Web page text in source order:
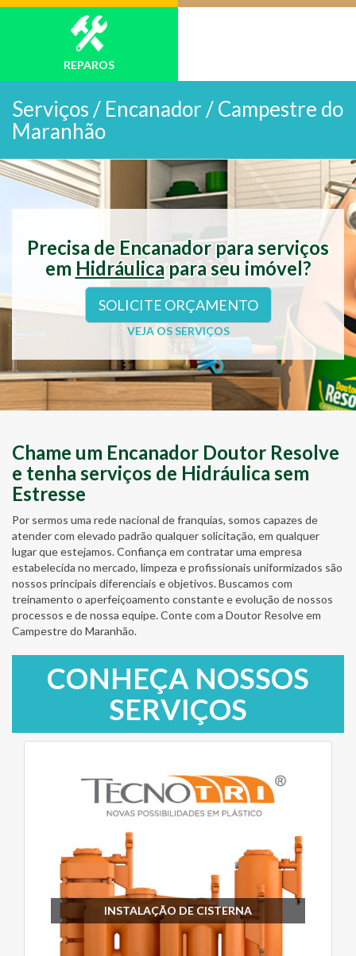
REPAROS
Serviços / Encanador / Campestre do
Maranhão
Precisa de Encanador para serviços
em Hidráulicapara seu imóvel?
SOLICITE ORÇAMENTO
VEJA OS SERVIÇOS
Chame um Encanador Doutor Resolve
e tenha serviços de Hidráulica sem
Estresse
Por sermos uma rede nacional de franquias, somos capazes de
atender com elevado padrão qualquer solicitação, em qualquer
lugar que estejamos. Confiança em contratar uma empresa
estabelecida no mercado, limpeza e profissionais uniformizados são
nossos principais diferenciais e objetivos. Buscamos com
treinamento o aperfeiçoamento constante e evolução de nossos
processos e de nossa equipe. Conte com a Doutor Resolve em
Campestre do Maranhão.
CONHEÇA NOSSOS
SERVIÇOS
INSTALAÇÃO DE CISTERNA